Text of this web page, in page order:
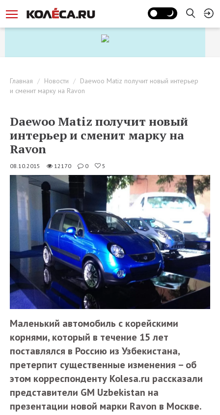
Главная Новости
Daewoo Matiz получит новый интерьер
и сменит марку на Ravon
Daewoo Matiz получит новый
интерьер и сменит марку на
Ravon
08.10.2015 12170 0 5
Маленький автомобиль с корейскими
корнями, который в течение 15 лет
поставлялся в Россию из Узбекистана,
претерпит существенные изменения – об
этом корреспонденту Kolesa.ru рассказали
представители GM Uzbekistan на
презентации новой марки Ravon в Москве.